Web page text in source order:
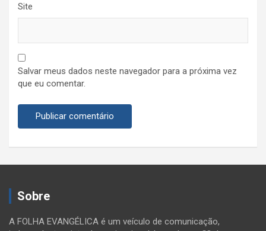
Site
Salvar meus dados neste navegador para a próxima vez
que eu comentar.
Sobre
A FOLHA EVANGÉLICA é um veículo de comunicação,